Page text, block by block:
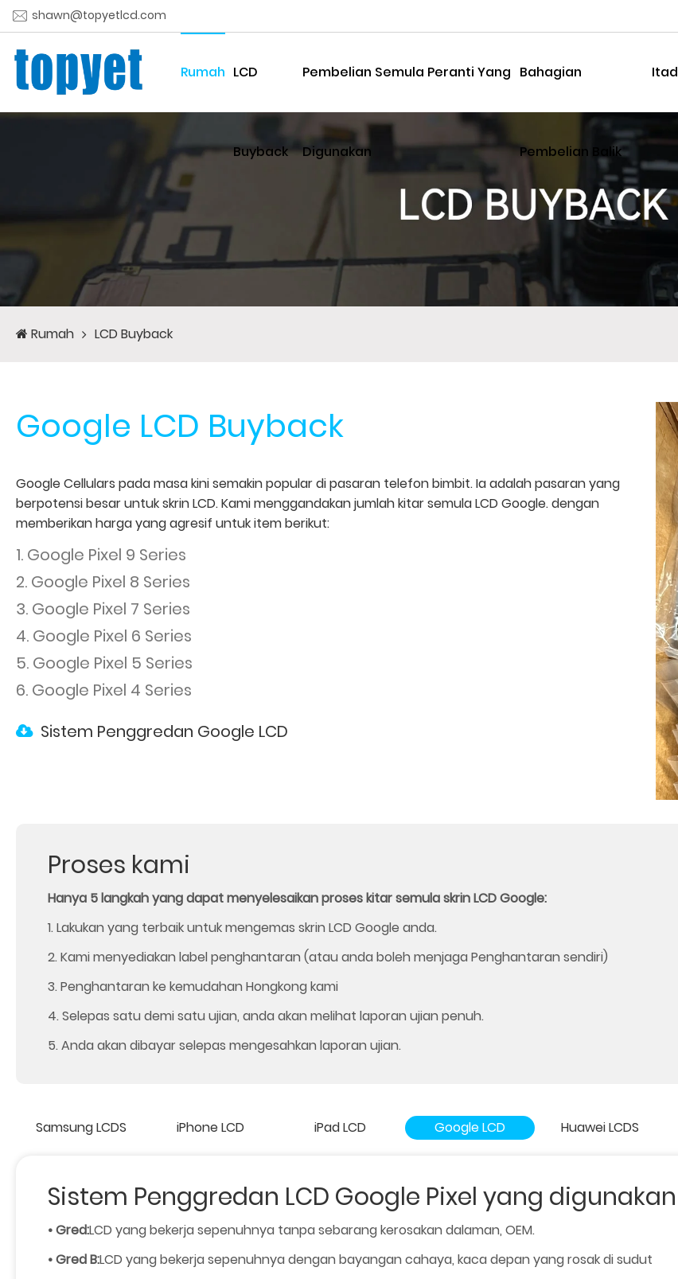
shawn@topyetlcd.com
Rumah LCD
Buyback
Pembelian Semula Peranti Yang
Digunakan
Bahagian
Pembelian Balik
Itad
Rumah LCD Buyback
Google LCD Buyback
Google Cellulars pada masa kini semakin popular di pasaran telefon bimbit. Ia adalah pasaran yang
berpotensi besar untuk skrin LCD. Kami menggandakan jumlah kitar semula LCD Google. dengan
memberikan harga yang agresif untuk item berikut:
1. Google Pixel 9 Series
2. Google Pixel 8 Series
3. Google Pixel 7 Series
4. Google Pixel 6 Series
5. Google Pixel 5 Series
6. Google Pixel 4 Series
Sistem Penggredan Google LCD
Proses kami
Hanya 5 langkah yang dapat menyelesaikan proses kitar semula skrin LCD Google:
1. Lakukan yang terbaik untuk mengemas skrin LCD Google anda.
2. Kami menyediakan label penghantaran (atau anda boleh menjaga Penghantaran sendiri)
3. Penghantaran ke kemudahan Hongkong kami
4. Selepas satu demi satu ujian, anda akan melihat laporan ujian penuh.
5. Anda akan dibayar selepas mengesahkan laporan ujian.
Samsung LCDS iPhone LCD iPad LCD Google LCD Huawei LCDS
Sistem Penggredan LCD Google Pixel yang digunakan
• Gred:LCD yang bekerja sepenuhnya tanpa sebarang kerosakan dalaman, OEM.
• Gred B:LCD yang bekerja sepenuhnya dengan bayangan cahaya, kaca depan yang rosak di sudut